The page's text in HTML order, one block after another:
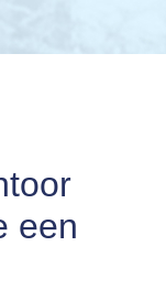
een